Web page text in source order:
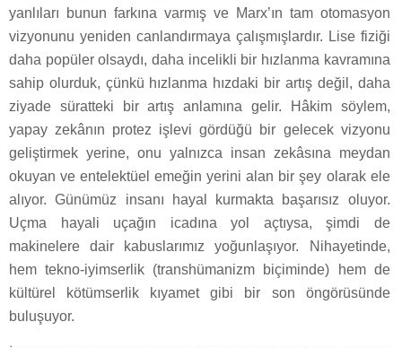
yanlıları bunun farkına varmış ve Marx’ın tam otomasyon
vizyonunu yeniden canlandırmaya çalışmışlardır. Lise fiziği
daha popüler olsaydı, daha incelikli bir hızlanma kavramına
sahip olurduk, çünkü hızlanma hızdaki bir artış değil, daha
ziyade süratteki bir artış anlamına gelir. Hâkim söylem,
yapay zekânın protez işlevi gördüğü bir gelecek vizyonu
geliştirmek yerine, onu yalnızca insan zekâsına meydan
okuyan ve entelektüel emeğin yerini alan bir şey olarak ele
alıyor. Günümüz insanı hayal kurmakta başarısız oluyor.
Uçma hayali uçağın icadına yol açtıysa, şimdi de
makinelere dair kabuslarımız yoğunlaşıyor. Nihayetinde,
hem tekno-iyimserlik (transhümanizm biçiminde) hem de
kültürel kötümserlik kıyamet gibi bir son öngörüsünde
buluşuyor.